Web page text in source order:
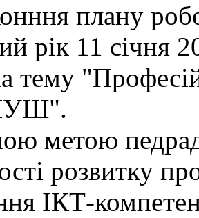
плану
рік 11 січня
тему
метою
розвитку
ІКТ-